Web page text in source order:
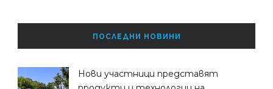
ПОСЛЕДНИ НОВИНИ
Нови участници представят